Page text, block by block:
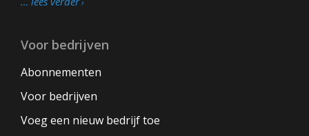
Voor bedrijven
Abonnementen
Voor bedrijven
Voeg een nieuw bedrijf toe